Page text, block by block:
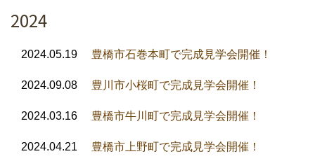
2024
2024.05.19 豊橋市石巻本町で完成見学会開催！
2024.09.08 豊川市小桜町で完成見学会開催！
2024.03.16 豊橋市牛川町で完成見学会開催！
2024.04.21 豊橋市上野町で完成見学会開催！